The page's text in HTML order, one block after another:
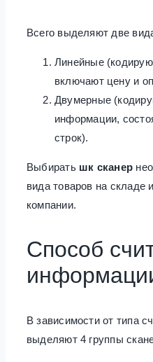
Всего выделяют две
Линейные
включают цену и
Двумерные
информации,
строк).
Выбирать шк сканер
вида товаров на складе
компании.
Способ
В зависимости от типа
выделяют 4 группы